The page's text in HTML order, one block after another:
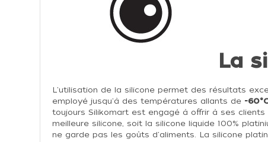
La
L'utilisation de la silicone permet des résultats
employé jusqu'à des températures allants de -
toujours Silikomart est engagé à offrir à ses
meilleure silicone, soit la silicone liquide 100%
ne garde pas les goûts d'aliments. La silicone